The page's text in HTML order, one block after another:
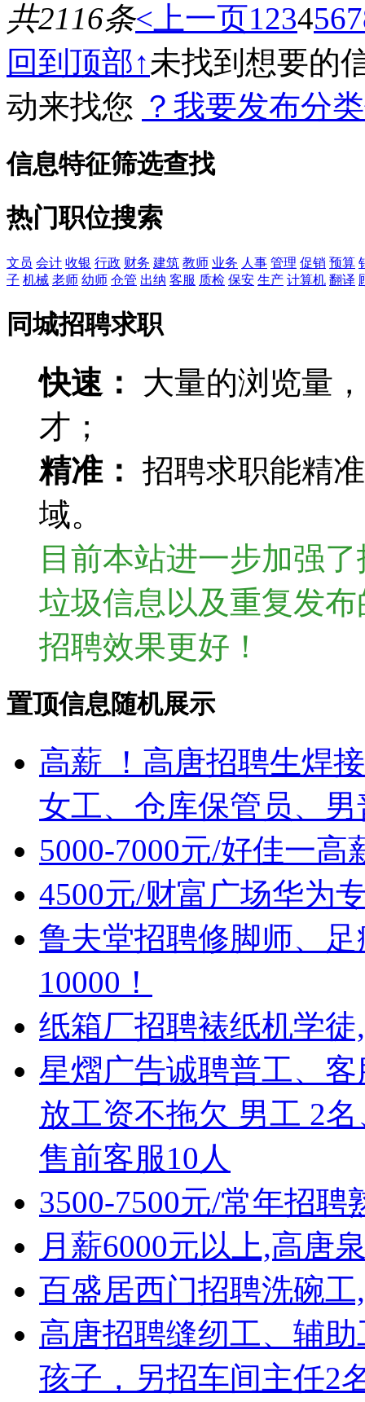
共2116条<上一页1234567
回到顶部↑未找到想要的
动来找您 ？我要发布分
信息特征筛选查找
热门职位搜索
文员 会计 收银 行政 财务 建筑 教师 业务 人事 管理 促销 预算
子 机械 老师 幼师 仓管 出纳 客服 质检 保安 生产 计算机 翻译
同城招聘求职
快速：
大量的浏览量
才；
精准： 招聘求职能精
域。
目前本站进一步加强
垃圾信息以及重复发
招聘效果更好！
置顶信息随机展示
高薪 ！高唐招聘生焊
女工、仓库保管员、
5000-7000元/好佳一高
4500元/财富广场华为
鲁夫堂招聘修脚师、
10000！
纸箱厂招聘裱纸机学
星熠广告诚聘普工、
放工资不拖欠 男工 2
售前客服10人
3500-7500元/常年招聘
月薪6000元以上,高唐
百盛居西门招聘洗碗
高唐招聘缝纫工、辅
孩子，另招车间主任2